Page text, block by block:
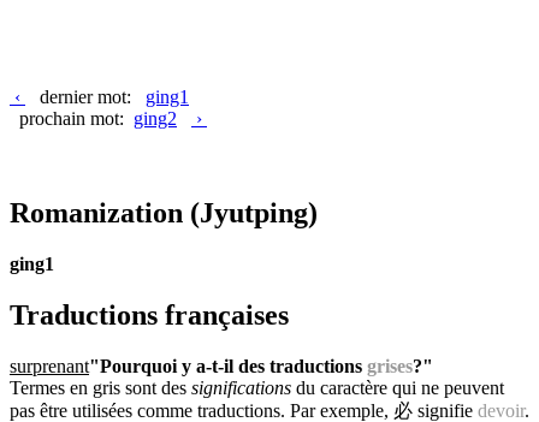
‹ dernier mot: ging1
prochain mot: ging2 ›
Romanization (Jyutping)
ging1
Traductions françaises
surprenant"Pourquoi y a-t-il des traductions grises?"
Termes en gris sont des significations du caractère qui ne peuvent
pas être utilisées comme traductions. Par exemple, 必 signifie devoir.